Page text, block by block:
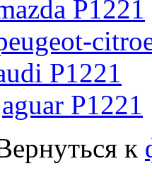
P1221
P1221
P1221
к